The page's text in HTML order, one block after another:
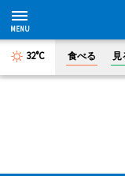
32°C 食べる 見